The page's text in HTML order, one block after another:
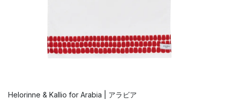
Helorinne & Kallio for Arabia | アラビア